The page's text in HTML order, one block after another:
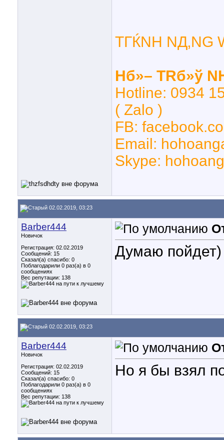
TГЌNH NД‚NG
Hб»– TRб»ў
Hotline: 0934
( Zalo )
FB:
Email:
Skype:
02.02.2019, 03:23
Barber444
Новичок
Регистрация: 02.02.2019
Сообщений: 15
Сказал(а) спасибо: 0
Поблагодарили 0 раз(а) в 0
сообщениях
Вес репутации: 138
Думаю пойдет)
02.02.2019, 03:23
Barber444
Новичок
Регистрация: 02.02.2019
Сообщений: 15
Сказал(а) спасибо: 0
Поблагодарили 0 раз(а) в 0
сообщениях
Вес репутации: 138
Но я бы взял